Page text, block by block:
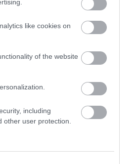
like cookies on
of the website
including
user protection.